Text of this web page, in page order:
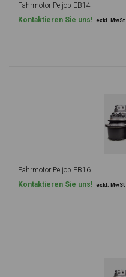
Fahrmotor Peljob EB14
Kontaktieren Sie uns! exkl. MwSt
Fahrmotor Peljob EB16
Kontaktieren Sie uns! exkl. MwSt